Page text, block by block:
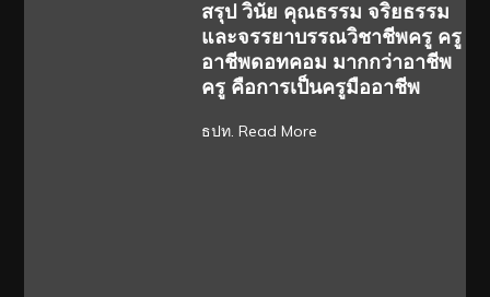
สรุป วินัย คุณธรรม จริยธรรม
และจรรยาบรรณวิชาชีพครู ครู
อาชีพดอทคอม มากกว่าอาชีพ
ครู คือการเป็นครูมืออาชีพ
ธปท. Read More